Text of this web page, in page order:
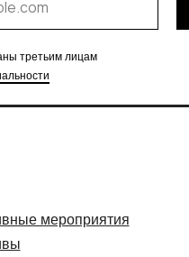
третьим лицам
мероприятия